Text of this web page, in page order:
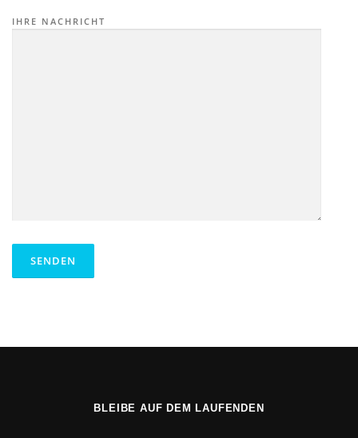
IHRE NACHRICHT
BLEIBE AUF DEM LAUFENDEN